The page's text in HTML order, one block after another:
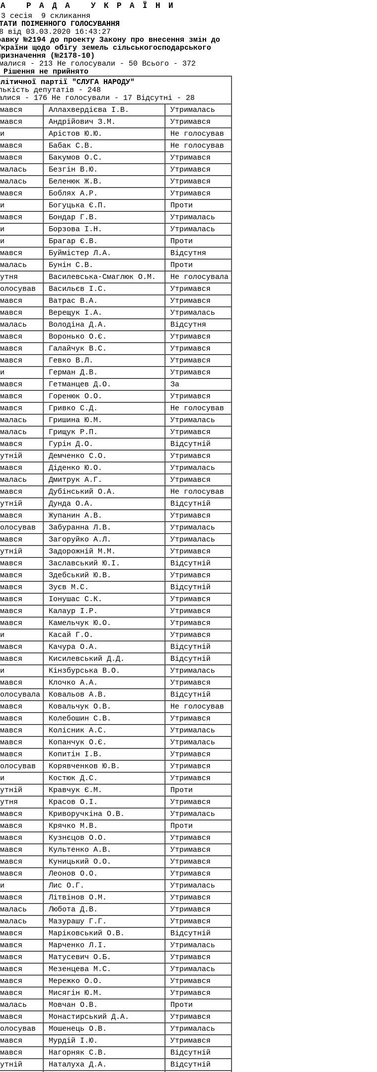
РАДА УКРАЇНИ
3 сесія 9 скликання
ПОІМЕННОГО ГОЛОСУВАННЯ
від 03.03.2020 16:43:27
№2194 до проекту Закону про внесення змін до
щодо обігу земель сільськогосподарського
(№2178-10)
- 213 Не голосували - 50 Всього - 372
Рішення не прийнято
партії "СЛУГА НАРОДУ"
депутатів - 248
- 176 Не голосували - 17 Відсутні - 28
Аллахвердієва І.В.
Утрималась
Андрійович З.М.
Утримався
Арістов Ю.Ю.
Не голосував
Бабак С.В.
Не голосував
Бакумов О.С.
Утримався
Безгін В.Ю.
Утримався
Беленюк Ж.В.
Утримався
Боблях А.Р.
Утримався
Богуцька Є.П.
Проти
Бондар Г.В.
Утрималась
Борзова І.Н.
Утрималась
Брагар Є.В.
Проти
Буймістер Л.А.
Відсутня
Бунін С.В.
Проти
Василевська-Смаглюк О.М.
Не голосувала
Васильєв І.С.
Утримався
Ватрас В.А.
Утримався
Верещук І.А.
Утрималась
Володіна Д.А.
Відсутня
Воронько О.Є.
Утримався
Галайчук В.С.
Утримався
Гевко В.Л.
Утримався
Герман Д.В.
Утримався
Гетманцев Д.О.
За
Горенюк О.О.
Утримався
Гривко С.Д.
Не голосував
Гришина Ю.М.
Утрималась
Грищук Р.П.
Утримався
Гурін Д.О.
Відсутній
Демченко С.О.
Утримався
Діденко Ю.О.
Утрималась
Дмитрук А.Г.
Утримався
Дубінський О.А.
Не голосував
Дунда О.А.
Відсутній
Жупанин А.В.
Утримався
Забуранна Л.В.
Утрималась
Загоруйко А.Л.
Утрималась
Задорожній М.М.
Утримався
Заславський Ю.І.
Відсутній
Здебський Ю.В.
Утримався
Зуєв М.С.
Відсутній
Іонушас С.К.
Утримався
Калаур І.Р.
Утримався
Камельчук Ю.О.
Утримався
Касай Г.О.
Утримався
Качура О.А.
Відсутній
Кисилевський Д.Д.
Відсутній
Кінзбурська В.О.
Утрималась
Клочко А.А.
Утримався
Ковальов А.В.
Відсутній
Ковальчук О.В.
Не голосував
Колебошин С.В.
Утримався
Колісник А.С.
Утрималась
Копанчук О.Є.
Утрималась
Копитін І.В.
Утримався
Корявченков Ю.В.
Утримався
Костюк Д.С.
Утримався
Кравчук Є.М.
Проти
Красов О.І.
Утримався
Криворучкіна О.В.
Утрималась
Крячко М.В.
Проти
Кузнєцов О.О.
Утримався
Культенко А.В.
Утримався
Куницький О.О.
Утримався
Леонов О.О.
Утримався
Лис О.Г.
Утрималась
Літвінов О.М.
Утримався
Любота Д.В.
Утримався
Мазурашу Г.Г.
Утримався
Маріковський О.В.
Відсутній
Марченко Л.І.
Утрималась
Матусевич О.Б.
Утримався
Мезенцева М.С.
Утрималась
Мережко О.О.
Утримався
Мисягін Ю.М.
Утримався
Мовчан О.В.
Проти
Монастирський Д.А.
Утримався
Мошенець О.В.
Утрималась
Мурдій І.Ю.
Утримався
Нагорняк С.В.
Відсутній
Наталуха Д.А.
Відсутній